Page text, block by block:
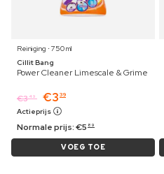
Reiniging ⋅ 750 ml
Cillit Bang
Power Cleaner Limescale & Grime
€3 49 €3 39
Actieprijs
Normale prijs:€5 89
VOEG TOE